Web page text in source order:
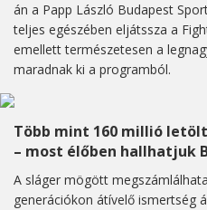
án a Papp László Budapest
teljes egészében eljátssza a
emellett természetesen a
maradnak ki a programból.
Több mint 160 millió
– most élőben hallhatjuk
A sláger mögött
generációkon átívelő ismertség